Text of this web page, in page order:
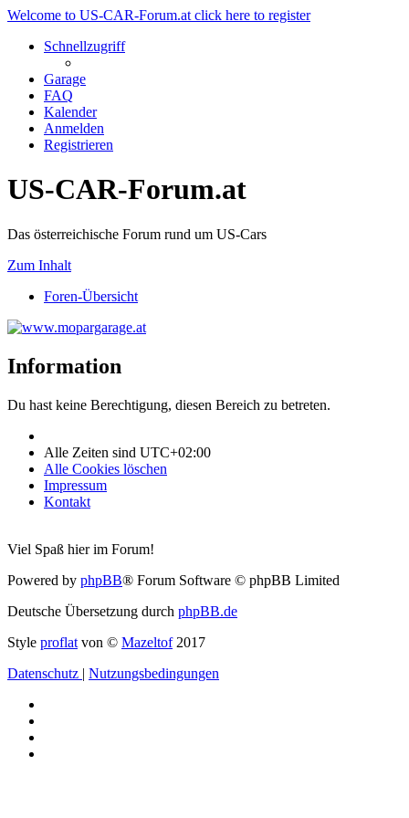
Welcome to US-CAR-Forum.at click here to register
Schnellzugriff
Garage
FAQ
Kalender
Anmelden
Registrieren
US-CAR-Forum.at
Das österreichische Forum rund um US-Cars
Zum Inhalt
Foren-Übersicht
Information
Du hast keine Berechtigung, diesen Bereich zu betreten.
Alle Zeiten sind UTC+02:00
Alle Cookies löschen
Impressum
Kontakt
Viel Spaß hier im Forum!
Powered by phpBB® Forum Software © phpBB Limited
Deutsche Übersetzung durch phpBB.de
Style proflat von © Mazeltof2017
Datenschutz | Nutzungsbedingungen